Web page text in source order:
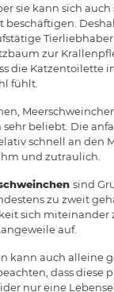
sie kann sich
beschäftigen.
zur
die Katzentoilette
fühlt.
beliebt. Die
schnell an den
und zutraulich.
sind
zu zweit
sich miteinander
auf.
kann auch alleine
dass diese
nur eine